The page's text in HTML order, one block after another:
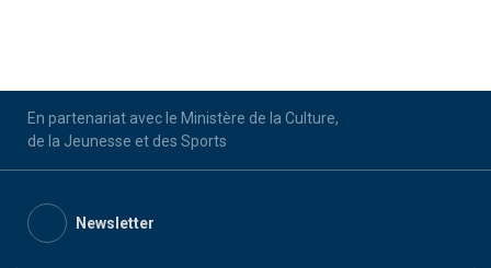
En partenariat avec le Ministère de la Culture,
de la Jeunesse et des Sports
Newsletter